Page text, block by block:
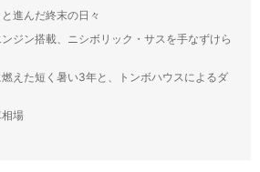
進んだ終末の日々
ジン搭載、ニシボリック・サスを手なずけら
えた短く暑い3年と、トンボハウスによるダ
場